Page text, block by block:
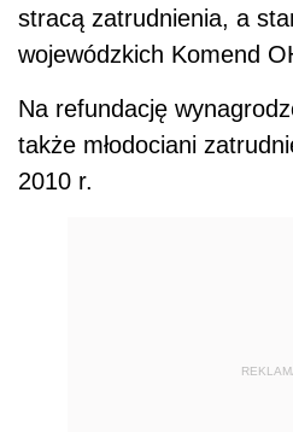
stracą zatrudnienia, a
wojewódzkich Komend
Na refundację
także młodociani
2010 r.